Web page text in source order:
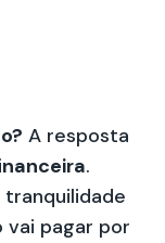
A resposta
.
pagar por